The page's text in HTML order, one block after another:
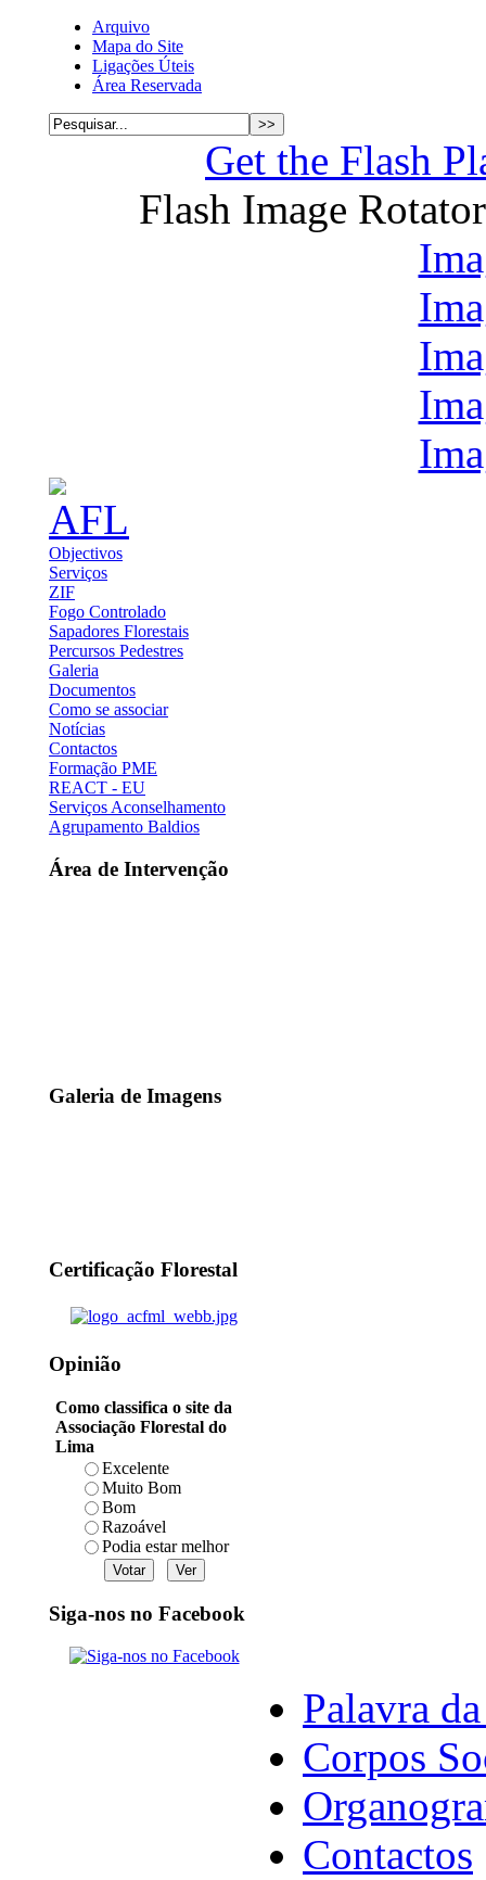
Arquivo
Mapa do Site
Ligações Úteis
Área Reservada
Get the Flash
Flash Image
Objectivos
Serviços
ZIF
Fogo Controlado
Sapadores Florestais
Percursos Pedestres
Galeria
Documentos
Como se associar
Notícias
Contactos
Formação PME
REACT - EU
Serviços Aconselhamento
Agrupamento Baldios
Área de Intervenção
Galeria de Imagens
Certificação Florestal
Opinião
Como classifica o site da
Associação Florestal do
Lima
Excelente
Muito Bom
Bom
Razoável
Podia estar melhor
Siga-nos no Facebook
Palavra
Corpos
Contactos